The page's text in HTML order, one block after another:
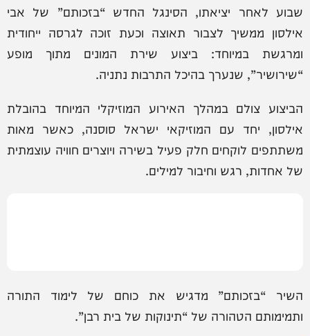
שבוע לאחר יציאתו, הסינגל החדש “בזכותם” של אבי
אילסון ממשיך לצבור תאוצה וכעת זוכה לגרסה ייחודית
ומרגשת במיוחד: ביצוע שירת המונים מתוך מופע
“שירושיר”, שנערך בהיכל התרבות נתניה.
הביצוע צולם במהלך האירוע המוזיקלי המיוחד בהובלת
אילסון, יחד עם המוזיקאי ישראל סוסנה, כאשר מאות
משתתפים לוקחים חלק פעיל בשירה ויוצרים חוויה עוצמתית
של אחדות, רגש וחיבור למילים.
השיר “בזכותם” מדגיש את כוחם של לימוד התורה
ותמימותם הטהורה של “תינוקות של בית רבן”.